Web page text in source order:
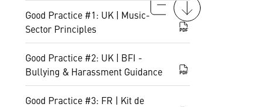
Good Practice #1: UK | Music-
Sector Principles
PDF
Good Practice #2: UK | BFI -
Bullying & Harassment Guidance
PDF
Good Practice #3: FR | Kit de